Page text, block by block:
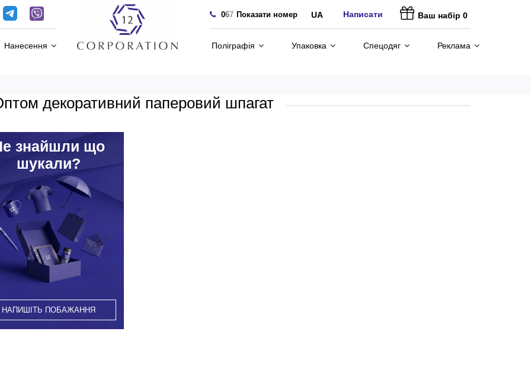
067 Показати номер UA Написати Ваш набір 0
Нанесення Поліграфія Упаковка Спецодяг Реклама
декоративний паперовий шпагат
знайшли що
шукали?
НАПИШІТЬ ПОБАЖАННЯ